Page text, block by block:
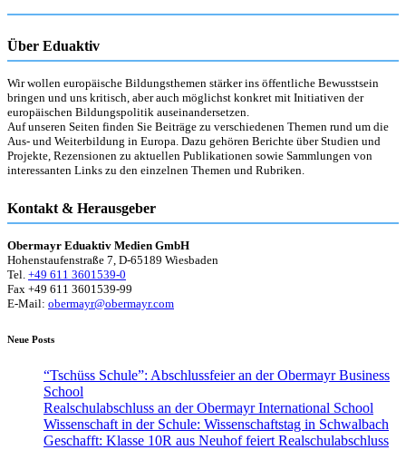
Über Eduaktiv
Wir wollen europäische Bildungsthemen stärker ins öffentliche Bewusstsein
bringen und uns kritisch, aber auch möglichst konkret mit Initiativen der
europäischen Bildungspolitik auseinandersetzen.
Auf unseren Seiten finden Sie Beiträge zu verschiedenen Themen rund um die
Aus- und Weiterbildung in Europa. Dazu gehören Berichte über Studien und
Projekte, Rezensionen zu aktuellen Publikationen sowie Sammlungen von
interessanten Links zu den einzelnen Themen und Rubriken.
Kontakt & Herausgeber
Obermayr Eduaktiv Medien GmbH
Hohenstaufenstraße 7, D-65189 Wiesbaden
Tel. +49 611 3601539-0
Fax +49 611 3601539-99
E-Mail: obermayr@obermayr.com
Neue Posts
“Tschüss Schule”: Abschlussfeier an der Obermayr Business
School
Realschulabschluss an der Obermayr International School
Wissenschaft in der Schule: Wissenschaftstag in Schwalbach
Geschafft: Klasse 10R aus Neuhof feiert Realschulabschluss